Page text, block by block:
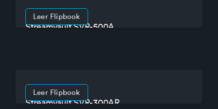
Streamvault SVR-500A
Leer Flipbook
Streamvault SVR-300AR
Leer Flipbook